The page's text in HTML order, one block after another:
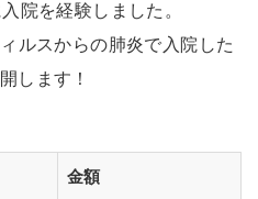
院を経験しました。
ルスからの肺炎で入院した
します！
金額